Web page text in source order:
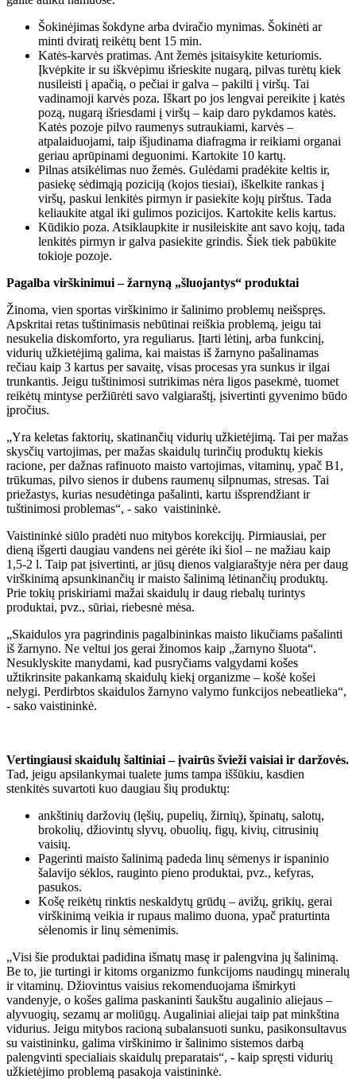
Šokinėjimas šokdyne arba dviračio mynimas. Šokinėti ar
minti dviratį reikėtų bent 15 min.
Katės-karvės pratimas. Ant žemės įsitaisykite keturiomis.
Įkvėpkite ir su iškvėpimu išrieskite nugarą, pilvas turėtų kiek
nusileisti į apačią, o pečiai ir galva – pakilti į viršų. Tai
vadinamoji karvės poza. Iškart po jos lengvai pereikite į katės
pozą, nugarą išriesdami į viršų – kaip daro pykdamos katės.
Katės pozoje pilvo raumenys sutraukiami, karvės –
atpalaiduojami, taip išjudinama diafragma ir reikiami organai
geriau aprūpinami deguonimi. Kartokite 10 kartų.
Pilnas atsikėlimas nuo žemės. Gulėdami pradėkite keltis ir,
pasiekę sėdimąją poziciją (kojos tiesiai), iškelkite rankas į
viršų, paskui lenkitės pirmyn ir pasiekite kojų pirštus. Tada
keliaukite atgal iki gulimos pozicijos. Kartokite kelis kartus.
Kūdikio poza. Atsiklaupkite ir nusileiskite ant savo kojų, tada
lenkitės pirmyn ir galva pasiekite grindis. Šiek tiek pabūkite
tokioje pozoje.
Pagalba virškinimui – žarnyną „šluojantys“ produktai
Žinoma, vien sportas virškinimo ir šalinimo problemų neišspręs.
Apskritai retas tuštinimasis nebūtinai reiškia problemą, jeigu tai
nesukelia diskomforto, yra reguliarus. Įtarti lėtinį, arba funkcinį,
vidurių užkietėjimą galima, kai maistas iš žarnyno pašalinamas
rečiau kaip 3 kartus per savaitę, visas procesas yra sunkus ir ilgai
trunkantis. Jeigu tuštinimosi sutrikimas nėra ligos pasekmė, tuomet
reikėtų mintyse peržiūrėti savo valgiaraštį, įsivertinti gyvenimo būdo
įpročius.
„Yra keletas faktorių, skatinančių vidurių užkietėjimą. Tai per mažas
skysčių vartojimas, per mažas skaidulų turinčių produktų kiekis
racione, per dažnas rafinuoto maisto vartojimas, vitaminų, ypač B1,
trūkumas, pilvo sienos ir dubens raumenų silpnumas, stresas. Tai
priežastys, kurias nesudėtinga pašalinti, kartu išsprendžiant ir
tuštinimosi problemas“, - sako vaistininkė.
Vaistininkė siūlo pradėti nuo mitybos korekcijų. Pirmiausiai, per
dieną išgerti daugiau vandens nei gėrėte iki šiol – ne mažiau kaip
1,5-2 l. Taip pat įsivertinti, ar jūsų dienos valgiaraštyje nėra per daug
virškinimą apsunkinančių ir maisto šalinimą lėtinančių produktų.
Prie tokių priskiriami mažai skaidulų ir daug riebalų turintys
produktai, pvz., sūriai, riebesnė mėsa.
„Skaidulos yra pagrindinis pagalbininkas maisto likučiams pašalinti
iš žarnyno. Ne veltui jos gerai žinomos kaip „žarnyno šluota“.
Nesuklyskite manydami, kad pusryčiams valgydami košes
užtikrinsite pakankamą skaidulų kiekį organizme – košė košei
nelygi. Perdirbtos skaidulos žarnyno valymo funkcijos nebeatlieka“,
- sako vaistininkė.
Vertingiausi skaidulų šaltiniai – įvairūs švieži vaisiai ir daržovės.
Tad, jeigu apsilankymai tualete jums tampa iššūkiu, kasdien
stenkitės suvartoti kuo daugiau šių produktų:
ankštinių daržovių (lęšių, pupelių, žirnių), špinatų, salotų,
brokolių, džiovintų slyvų, obuolių, figų, kivių, citrusinių
vaisių.
Pagerinti maisto šalinimą padeda linų sėmenys ir ispaninio
šalavijo sėklos, rauginto pieno produktai, pvz., kefyras,
pasukos.
Košę reikėtų rinktis neskaldytų grūdų – avižų, grikių, gerai
virškinimą veikia ir rupaus malimo duona, ypač praturtinta
sėlenomis ir linų sėmenimis.
„Visi šie produktai padidina išmatų masę ir palengvina jų šalinimą.
Be to, jie turtingi ir kitoms organizmo funkcijoms naudingų mineralų
ir vitaminų. Džiovintus vaisius rekomenduojama išmirkyti
vandenyje, o košes galima paskaninti šaukštu augalinio aliejaus –
alyvuogių, sezamų ar moliūgų. Augaliniai aliejai taip pat minkština
vidurius. Jeigu mitybos racioną subalansuoti sunku, pasikonsultavus
su vaistininku, galima virškinimo ir šalinimo sistemos darbą
palengvinti specialiais skaidulų preparatais“, - kaip spręsti vidurių
užkietėjimo problemą pasakoja vaistininkė.